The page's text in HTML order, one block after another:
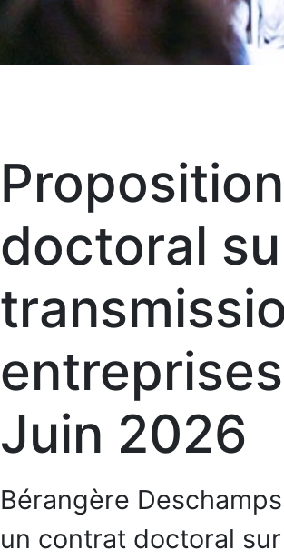
doctoral
Juin 2026
Bérangère
un contrat doctoral